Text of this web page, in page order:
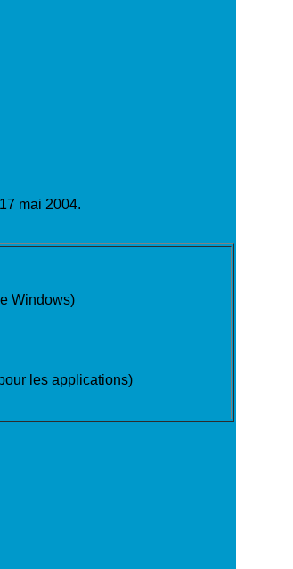
mai 2004.
Windows)
les applications)